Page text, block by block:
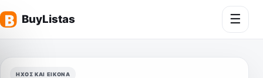
☰
ΉΧΟΣ ΚΑΙ ΕΙΚΌΝΑ